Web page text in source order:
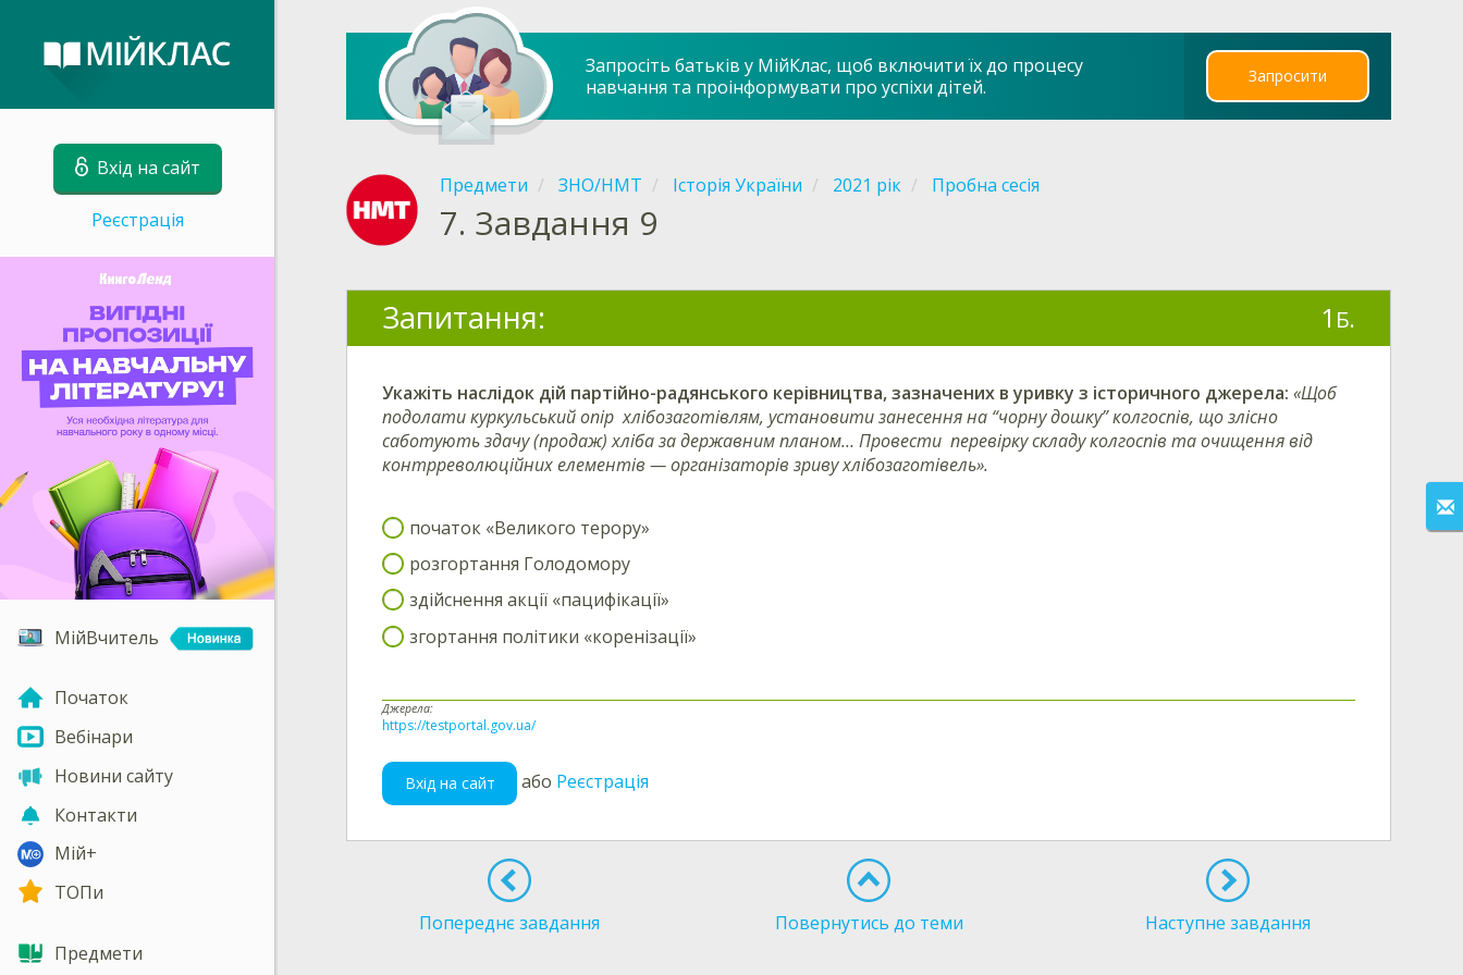
Вхід на сайт
Реєстрація
МійВчитель
Початок
Вебінари
Новини сайту
Контакти
Мій+
ТОПи
Предмети
Запросіть батьків у МійКлас, щоб включити їх до процесу
навчання та проінформувати про успіхи дітей.
Запросити
Предмети ЗНО/НМТ Історія України 2021 рік Пробна сесія
7. Завдання 9
Запитання: 1 Б.
Укажіть наслідок дій партійно-радянського керівництва, зазначених в уривку з історичного джерела: «Щоб
подолати куркульський опір хлібозаготівлям, установити занесення на “чорну дошку” колгоспів, що злісно
саботують здачу (продаж) хліба за державним планом… Провести перевірку складу колгоспів та очищення від
контрреволюційних елементів — організаторів зриву хлібозаготівель».
початок «Великого терору»
розгортання Голодомору
здійснення акції «пацифікації»
згортання політики «коренізації»
Джерела:
https://testportal.gov.ua/
Вхід на сайт або Реєстрація
Попереднє завдання Повернутись до теми Наступне завдання